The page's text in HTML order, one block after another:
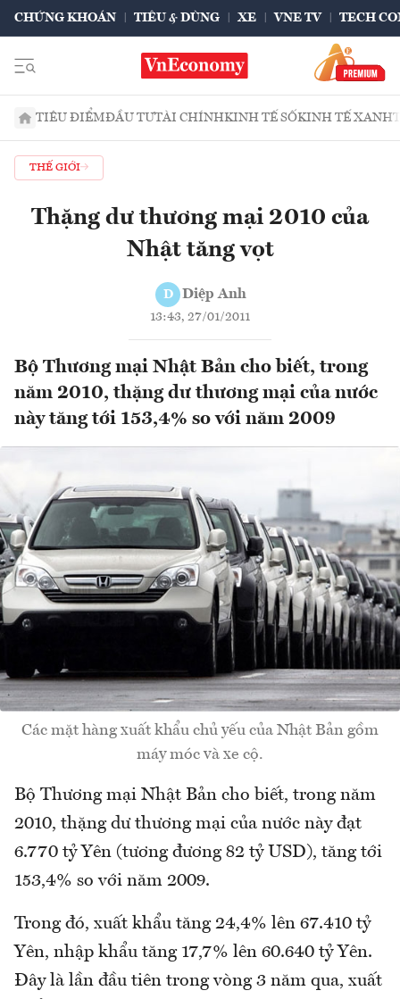
CHỨNG KHOÁN TIÊU & DÙNG XE VNE TV TECH
TIÊU ĐIỂMĐẦU TƯTÀI CHÍNHKINH TẾ SỐKINH TẾ XANH
THẾ GIỚI
Thặng dư thương mại 2010 của
Nhật tăng vọt
D Diệp Anh
13:43, 27/01/2011
Bộ Thương mại Nhật Bản cho biết, trong
năm 2010, thặng dư thương mại của nước
này tăng tới 153,4% so với năm 2009
Các mặt hàng xuất khẩu chủ yếu của Nhật Bản gồm
máy móc và xe cộ.
Bộ Thương mại Nhật Bản cho biết, trong năm
2010, thặng dư thương mại của nước này đạt
6.770 tỷ Yên (tương đương 82 tỷ USD), tăng tới
153,4% so với năm 2009.
Trong đó, xuất khẩu tăng 24,4% lên 67.410 tỷ
Yên, nhập khẩu tăng 17,7% lên 60.640 tỷ Yên.
Đây là lần đầu tiên trong vòng 3 năm qua, xuất